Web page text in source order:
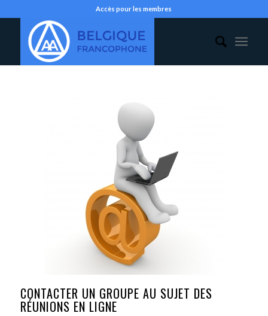
Accès pour les membres
CONTACTER UN GROUPE AU SUJET DES
RÉUNIONS EN LIGNE